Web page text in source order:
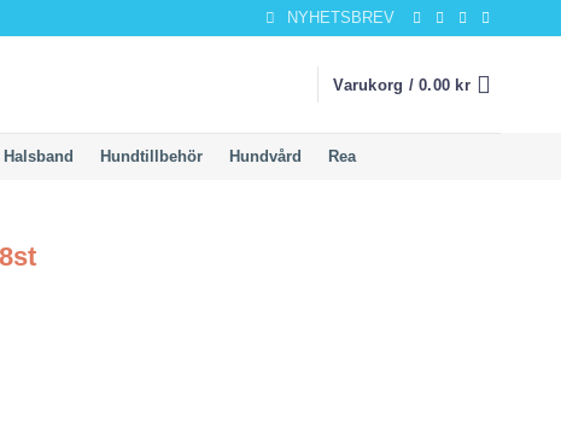
NYHETSBREV
Varukorg /0.00 kr
Hundtillbehör Hundvård Rea